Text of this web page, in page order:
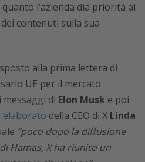
quanto l’azienda dia priorità al
contenuti sulla sua
alla prima lettera di
UE per il mercato
di Elon Musk e poi
elaborato della CEO di X Linda
“poco dopo la diffusione
Hamas, X ha riunito un